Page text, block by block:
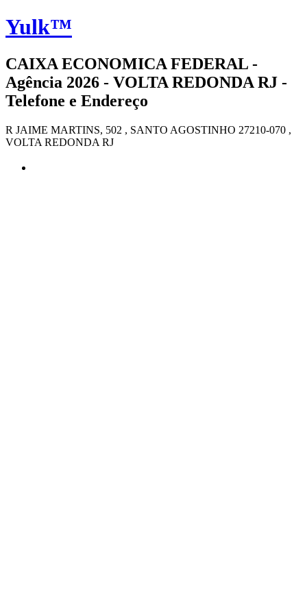
Yulk™
CAIXA ECONOMICA FEDERAL -
Agência 2026 - VOLTA REDONDA RJ -
Telefone e Endereço
R JAIME MARTINS, 502 , SANTO AGOSTINHO 27210-070 ,
VOLTA REDONDA RJ